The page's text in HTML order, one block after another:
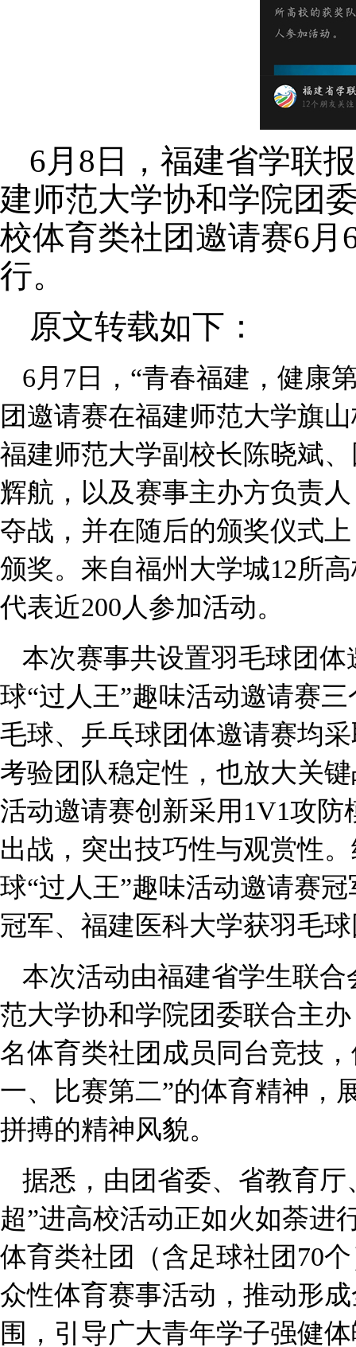
6月8日，福建省学联
建师范大学协和学院团
校体育类社团邀请赛6
行。
原文转载如下：
6月7日，“青春福建，健康
团邀请赛在福建师范大学旗
福建师范大学副校长陈晓斌
辉航，以及赛事主办方负责
夺战，并在随后的颁奖仪式
颁奖。来自福州大学城12所
代表近200人参加活动。
本次赛事共设置羽毛球团
球“过人王”趣味活动邀请赛
毛球、乒乓球团体邀请赛均
考验团队稳定性，也放大关
活动邀请赛创新采用1V1攻
出战，突出技巧性与观赏性
球“过人王”趣味活动邀请赛
冠军、福建医科大学获羽毛
本次活动由福建省学生联
范大学协和学院团委联合主
名体育类社团成员同台竞技
一、比赛第二”的体育精神，
拼搏的精神风貌。
据悉，由团省委、省教育
超”进高校活动正如火如荼进
体育类社团（含足球社团70
众性体育赛事活动，推动形
围，引导广大青年学子强健